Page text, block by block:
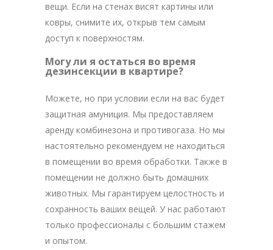
вещи. Если на стенах висят картины или
ковры, снимите их, открыв тем самым
доступ к поверхностям.
Могу ли я остаться во время
дезинсекции в квартире?
Можете, но при условии если на вас будет
защитная амуниция. Мы предоставляем
аренду комбинезона и противогаза. Но мы
настоятельно рекомендуем не находиться
в помещении во время обработки. Также в
помещении не должно быть домашних
животных. Мы гарантируем целостность и
сохранность ваших вещей. У нас работают
только профессионалы с большим стажем
и опытом.